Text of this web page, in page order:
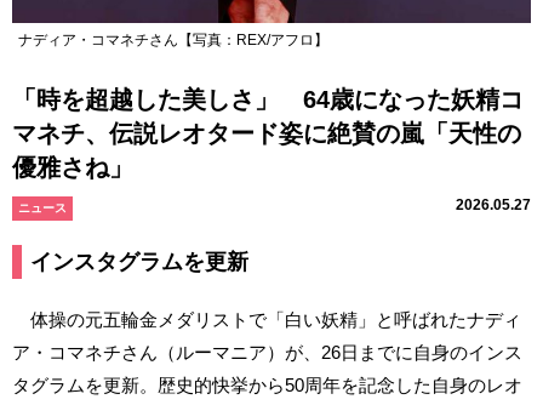
ナディア・コマネチさん【写真：REX/アフロ】
「時を超越した美しさ」 64歳になった妖精コ
マネチ、伝説レオタード姿に絶賛の嵐「天性の
優雅さね」
ニュース 2026.05.27
インスタグラムを更新
体操の元五輪金メダリストで「白い妖精」と呼ばれたナディ
ア・コマネチさん（ルーマニア）が、26日までに自身のインス
タグラムを更新。歴史的快挙から50周年を記念した自身のレオ